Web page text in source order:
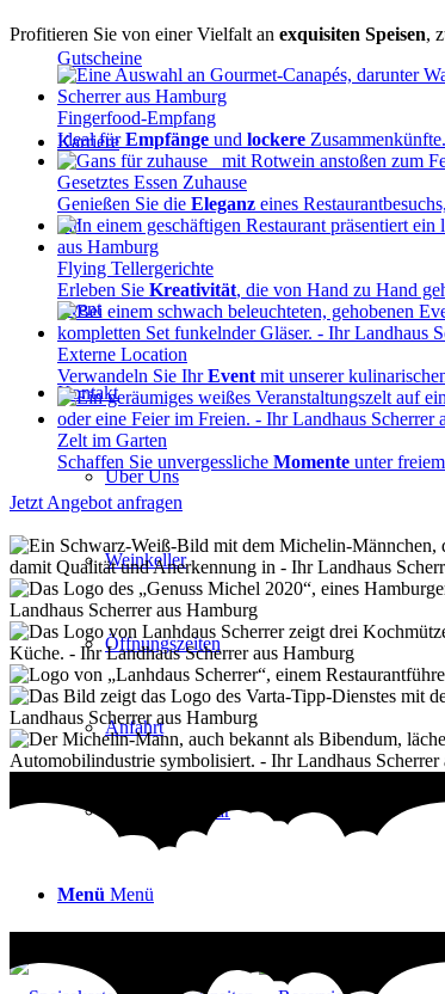
Gutscheine
Karriere
Ihr
Event
Kontakt
Über Uns
Weinkeller
Öffnungszeiten
Anfahrt
Kontaktformular
Menü Menü
Profitieren Sie von einer Vielfalt an exquisiten Speisen,
Fingerfood-Empfang
Ideal fürEmpfänge und lockere Zusammenkünfte.
Gesetztes Essen Zuhause
Genießen Sie die Eleganz eines
Flying Tellergerichte
Erleben Sie Kreativität, die von Hand zu Hand
Externe Location
Verwandeln Sie IhrEvent mit unserer
Zelt im Garten
Schaffen Sie unvergessliche Momente unter
Jetzt Angebot anfragen